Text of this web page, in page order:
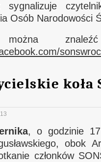
sygnalizuje
Osób Narodowości
można
koła
, o godzinie
obok
członków